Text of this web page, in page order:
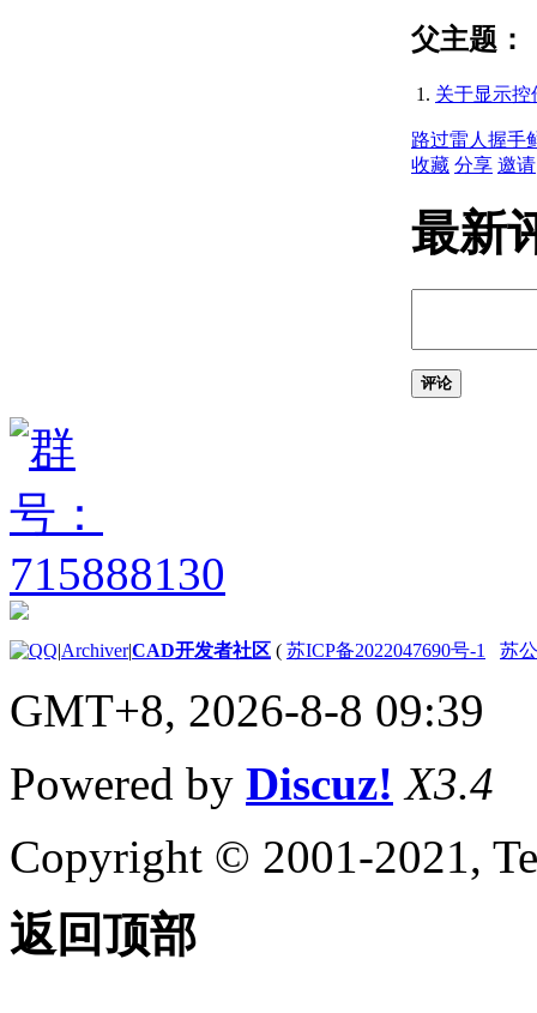
（AutoLISP）
（AutoLISP）
关于点列表
关于点线对
（AutoLISP）
（AutoLISP）
关于 C：XXX
父主题：
关于显示控
路过雷人 握手
收藏 分享 邀请
最新
评论
|Archiver|CAD开发者社区 ( 苏ICP备2022047690号-1 苏
GMT+8, 2026-8-8 09:39
Powered by Discuz! X3.4
Copyright © 2001-2021,
返回顶部